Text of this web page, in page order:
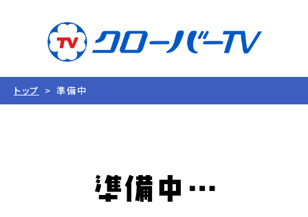
トップ 準備中